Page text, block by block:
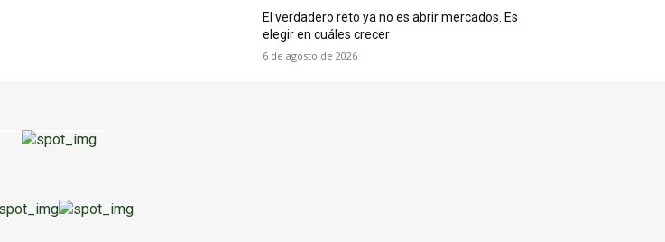
El verdadero reto ya no es abrir mercados. Es
elegir en cuáles crecer
6 de agosto de 2026